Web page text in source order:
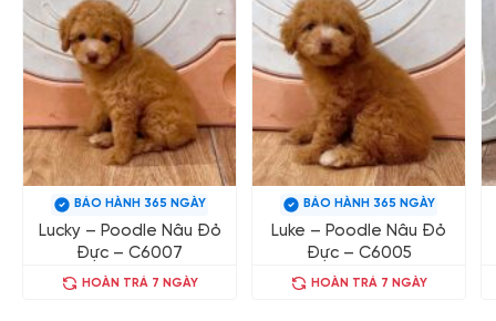
BẢO HÀNH 365 NGÀY
Lucky – Poodle Nâu Đỏ
Đực – C6007
HOÀN TRẢ 7 NGÀY
BẢO HÀNH 365 NGÀY
Luke – Poodle Nâu Đỏ
Đực – C6005
HOÀN TRẢ 7 NGÀY